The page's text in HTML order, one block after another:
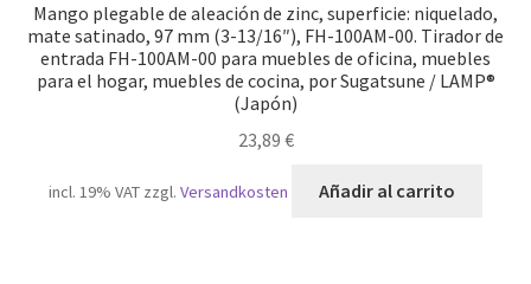
Mango plegable de aleación de zinc, superficie: niquelado,
mate satinado, 97 mm (3-13/16″), FH-100AM-00. Tirador de
entrada FH-100AM-00 para muebles de oficina, muebles
para el hogar, muebles de cocina, por Sugatsune / LAMP®
(Japón)
23,89 €
incl. 19% VAT zzgl.Versandkosten Añadir al carrito